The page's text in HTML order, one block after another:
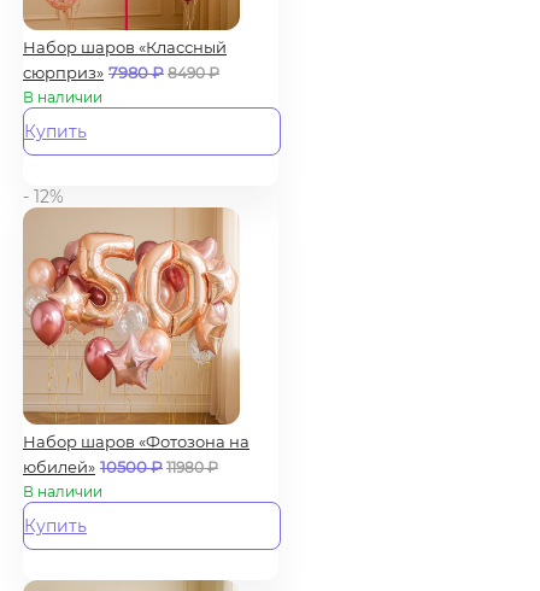
Набор шаров «Классный
сюрприз» 7980₽ 8490₽
В наличии
Купить
- 12%
Набор шаров «Фотозона на
юбилей» 10500₽ 11980₽
В наличии
Купить